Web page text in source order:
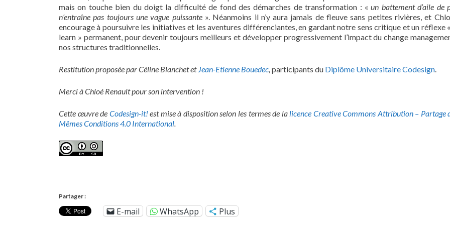
mais on touche bien du doigt la difficulté de fond des démarches de transformation : «un battement d’aile de
n’entraîne pas toujours une vague puissante». Néanmoins il n’y aura jamais de fleuve sans petites rivières, et
encourage à poursuivre les initiatives et les aventures différenciantes, en gardant notre sens critique et un réflexe
learn » permanent, pour devenir toujours meilleurs et développer progressivement l’impact du change
nos structures traditionnelles.
Restitution proposée par Céline Blanchet et Jean-Etienne Bouedec, participants du Diplôme Universitaire Codesign.
Merci à Chloé Renault pour son intervention !
Cette œuvre de Codesign-it! est mise à disposition selon les termes de la licence Creative Commons Attribution – Partage
Mêmes Conditions 4.0 International.
Partager :
E-mail WhatsApp Plus